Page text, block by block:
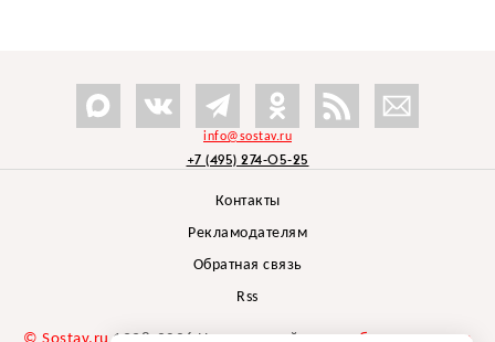
info@sostav.ru
+7 (495) 274-05-25
Контакты
Рекламодателям
Обратная связь
Rss